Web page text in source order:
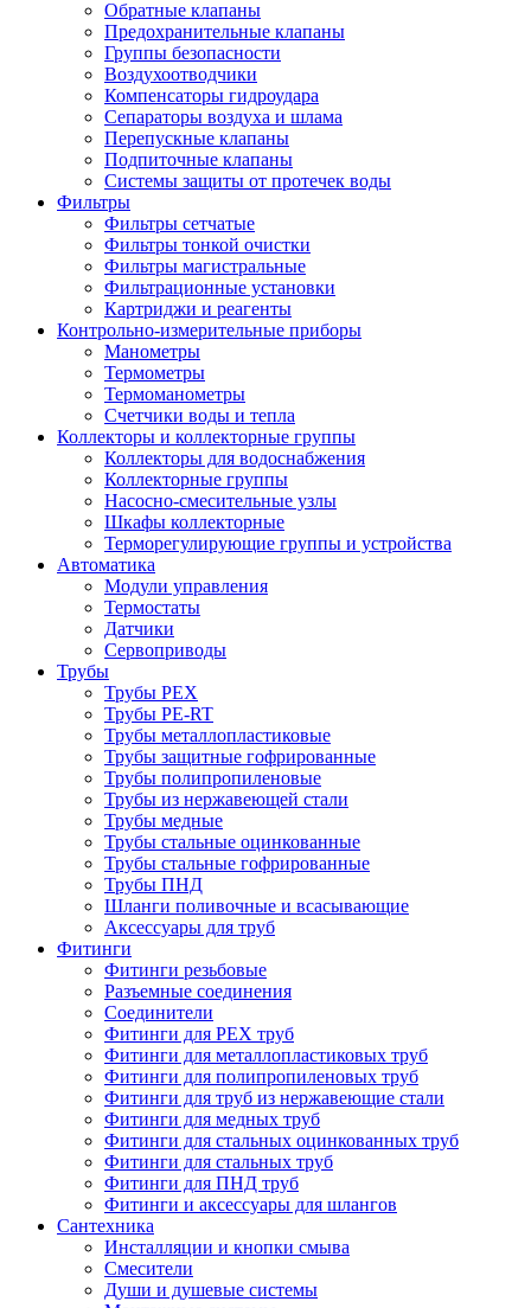
Обратные клапаны
Предохранительные клапаны
Группы безопасности
Воздухоотводчики
Компенсаторы гидроудара
Сепараторы воздуха и шлама
Перепускные клапаны
Подпиточные клапаны
Системы защиты от протечек воды
Фильтры
Фильтры сетчатые
Фильтры тонкой очистки
Фильтры магистральные
Фильтрационные установки
Картриджи и реагенты
Контрольно-измерительные приборы
Манометры
Термометры
Термоманометры
Счетчики воды и тепла
Коллекторы и коллекторные группы
Коллекторы для водоснабжения
Коллекторные группы
Насосно-смесительные узлы
Шкафы коллекторные
Терморегулирующие группы и устройства
Автоматика
Модули управления
Термостаты
Датчики
Сервоприводы
Трубы
Трубы PEX
Трубы PE-RT
Трубы металлопластиковые
Трубы защитные гофрированные
Трубы полипропиленовые
Трубы из нержавеющей стали
Трубы медные
Трубы стальные оцинкованные
Трубы стальные гофрированные
Трубы ПНД
Шланги поливочные и всасывающие
Аксессуары для труб
Фитинги
Фитинги резьбовые
Разъемные соединения
Соединители
Фитинги для PEX труб
Фитинги для металлопластиковых труб
Фитинги для полипропиленовых труб
Фитинги для труб из нержавеющие стали
Фитинги для медных труб
Фитинги для стальных оцинкованных труб
Фитинги для стальных труб
Фитинги для ПНД труб
Фитинги и аксессуары для шлангов
Сантехника
Инсталляции и кнопки смыва
Смесители
Души и душевые системы